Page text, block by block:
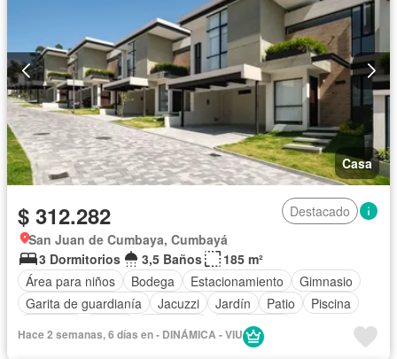
Casa
$ 312.282
Destacado
San Juan de Cumbaya, Cumbayá
3 Dormitorios
3,5 Baños
185 m²
Área para niños
Bodega Estacionamiento
Gimnasio
Garita de guardianía
Jacuzzi Jardín Patio
Piscina
Seguridad Sin amoblar
Hace 2 semanas, 6 días en - DINÁMICA - VIU